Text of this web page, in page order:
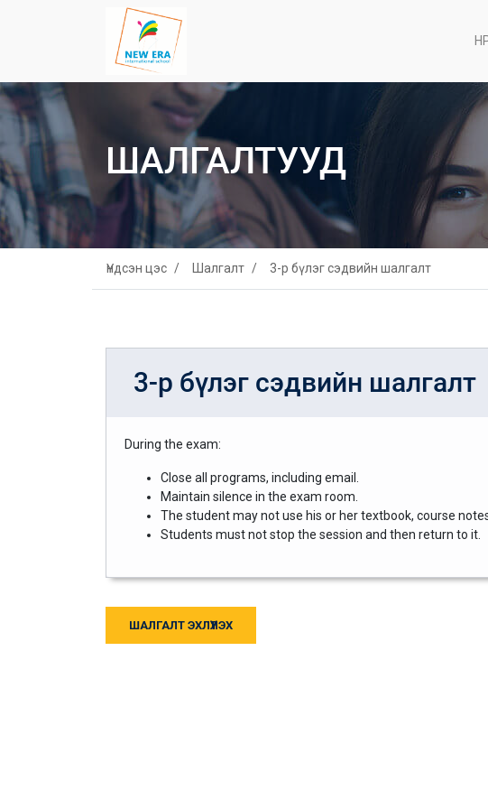
ШАЛГАЛТУУД
Үндсэн цэс Шалгалт 3-р бүлэг сэдвийн шалгалт
3-р бүлэг сэдвийн шалгалт
During the exam:
Close all programs, including email.
Maintain silence in the exam room.
The student may not use his or her textbook, course
Students must not stop the session and then return to it.
ШАЛГАЛТ ЭХЛҮҮЛЭХ